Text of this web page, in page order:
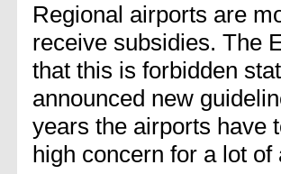
Regional airports are
receive subsidies. The
that this is forbidden
announced new
years the airports have
high concern for a lot of